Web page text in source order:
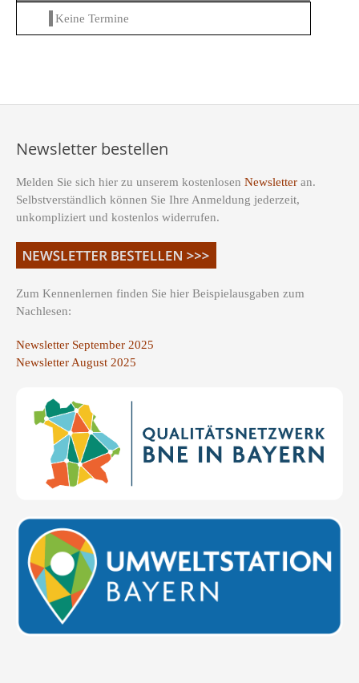
Keine Termine
Newsletter bestellen
Melden Sie sich hier zu unserem kostenlosen Newsletter an.
Selbstverständlich können Sie Ihre Anmeldung jederzeit,
unkompliziert und kostenlos widerrufen.
Zum Kennenlernen finden Sie hier Beispielausgaben zum
Nachlesen:
Newsletter September 2025
Newsletter August 2025